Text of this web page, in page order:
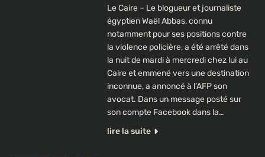
Le Caire – Le blogueur et journaliste
égyptien Waël Abbas, connu
notamment pour ses positions contre
la violence policière, a été arrêté dans
la nuit de mardi à mercredi chez lui au
Caire et emmené vers une destination
inconnue, a annoncé à l’AFP son
avocat. Dans un message posté sur
son compte Facebook dans la…
lire la suite